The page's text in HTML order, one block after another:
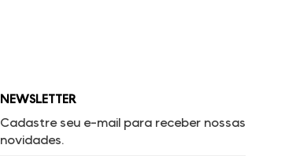
NEWSLETTER
Cadastre seu e-mail para receber nossas
novidades.